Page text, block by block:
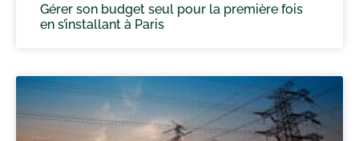
Gérer son budget seul pour la première fois
en s’installant à Paris